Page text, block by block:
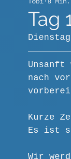
Tag
nach
Kurze
Es ist
Wir